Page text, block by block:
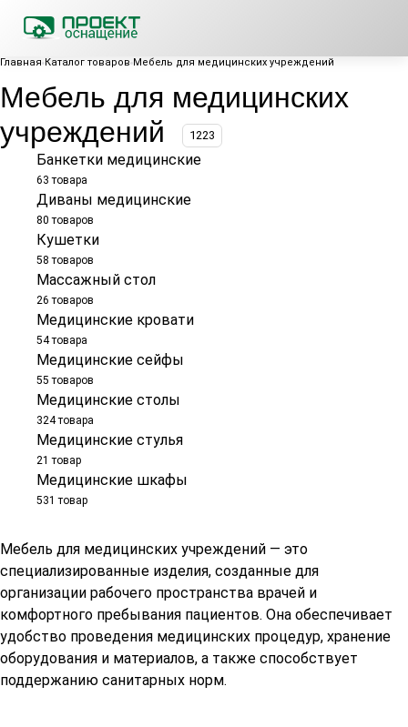
Главная Каталог товаров Мебель для медицинских учреждений
Мебель для медицинских
учреждений
1223
Банкетки медицинские
63 товара
Диваны медицинские
80 товаров
Кушетки
58 товаров
Массажный стол
26 товаров
Медицинские кровати
54 товара
Медицинские сейфы
55 товаров
Медицинские столы
324 товара
Медицинские стулья
21 товар
Медицинские шкафы
531 товар
Мебель для медицинских учреждений — это
специализированные изделия, созданные для
организации рабочего пространства врачей и
комфортного пребывания пациентов. Она обеспечивает
удобство проведения медицинских процедур, хранение
оборудования и материалов, а также способствует
поддержанию санитарных норм.